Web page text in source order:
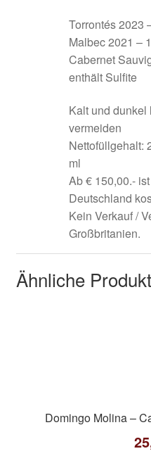
Torrontés 2023
Malbec 2021 –
Cabernet
enthält Sulfite
Kalt und dunkel
vermeiden
Nettofüllgehalt:
ml
Ab € 150,00.-
Deutschland
Kein Verkauf /
Großbritanien.
Ähnliche
Domingo Molina –